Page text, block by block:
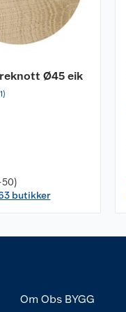
Ø45 eik
1)
butikker
Om Obs BYGG